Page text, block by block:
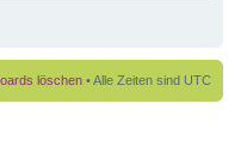
löschen • Alle Zeiten sind UTC